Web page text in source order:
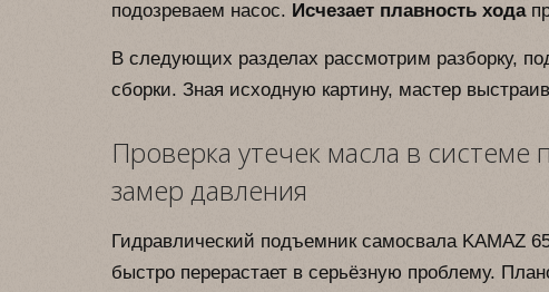
подозреваем насос. Исчезает плавность хода
В следующих разделах рассмотрим разборку,
сборки. Зная исходную картину, мастер
Проверка утечек масла в
замер давления
Гидравлический подъемник самосвала KAMAZ
быстро перерастает в серьёзную проблему.